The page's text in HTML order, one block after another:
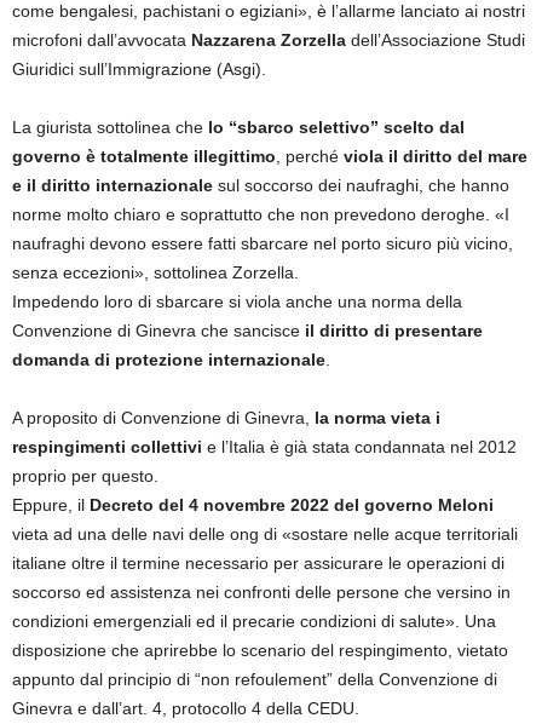
come bengalesi, pachistani o egiziani», è l’allarme lanciato ai nostri
microfoni dall’avvocata Nazzarena Zorzella dell’Associazione Studi
Giuridici sull’Immigrazione (Asgi).
La giurista sottolinea che lo “sbarco selettivo” scelto dal
governo è totalmente illegittimo, perché viola il diritto del mare
e il diritto internazionale sul soccorso dei naufraghi, che hanno
norme molto chiaro e soprattutto che non prevedono deroghe. «I
naufraghi devono essere fatti sbarcare nel porto sicuro più vicino,
senza eccezioni», sottolinea Zorzella.
Impedendo loro di sbarcare si viola anche una norma della
Convenzione di Ginevra che sancisce il diritto di presentare
domanda di protezione internazionale.
A proposito di Convenzione di Ginevra, la norma vieta i
respingimenti collettivi e l’Italia è già stata condannata nel 2012
proprio per questo.
Eppure, il Decreto del 4 novembre 2022 del governo Meloni
vieta ad una delle navi delle ong di «sostare nelle acque territoriali
italiane oltre il termine necessario per assicurare le operazioni di
soccorso ed assistenza nei confronti delle persone che versino in
condizioni emergenziali ed il precarie condizioni di salute». Una
disposizione che aprirebbe lo scenario del respingimento, vietato
appunto dal principio di “non refoulement” della Convenzione di
Ginevra e dall’art. 4, protocollo 4 della CEDU.